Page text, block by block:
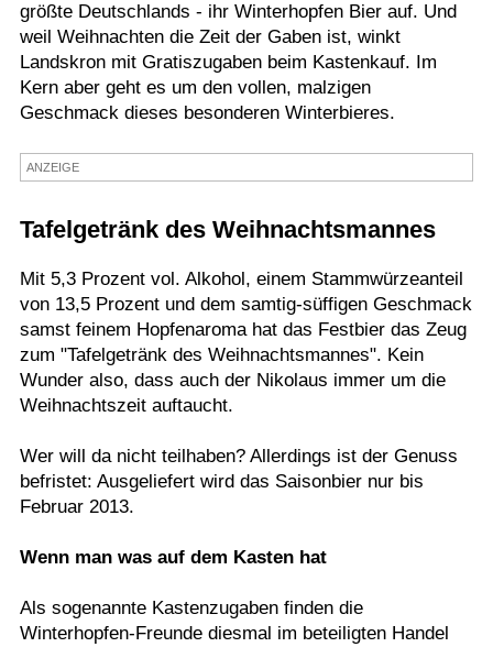
Verkehr
Gesundheit
Kultur
Termine
größte Deutschlands - ihr Winterhopfen Bier auf. Und
weil Weihnachten die Zeit der Gaben ist, winkt
Landskron mit Gratiszugaben beim Kastenkauf. Im
Kern aber geht es um den vollen, malzigen
Geschmack dieses besonderen Winterbieres.
ANZEIGE
Tafelgetränk des Weihnachtsmannes
Mit 5,3 Prozent vol. Alkohol, einem Stammwürzeanteil
von 13,5 Prozent und dem samtig-süffigen Geschmack
samst feinem Hopfenaroma hat das Festbier das Zeug
zum "Tafelgetränk des Weihnachtsmannes". Kein
Wunder also, dass auch der Nikolaus immer um die
Weihnachtszeit auftaucht.
Wer will da nicht teilhaben? Allerdings ist der Genuss
befristet: Ausgeliefert wird das Saisonbier nur bis
Februar 2013.
Wenn man was auf dem Kasten hat
Als sogenannte Kastenzugaben finden die
Winterhopfen-Freunde diesmal im beteiligten Handel